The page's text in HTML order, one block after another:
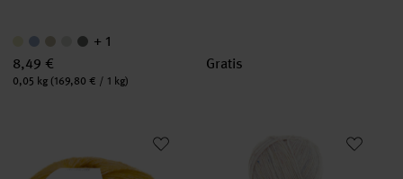
+ 1
8,49 €
Inhalt:
0,05 kg (169,80 € / 1 kg)
Gratis
Superba Alpaca Luxury Socks Socks Linen Tweed 4-fädig